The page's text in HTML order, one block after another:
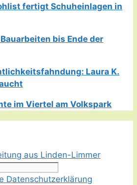
fertigt Schuheinlagen in
bis Ende der
Laura K.
im Viertel am Volkspark
aus Linden-Limmer
Datenschutzerklärung